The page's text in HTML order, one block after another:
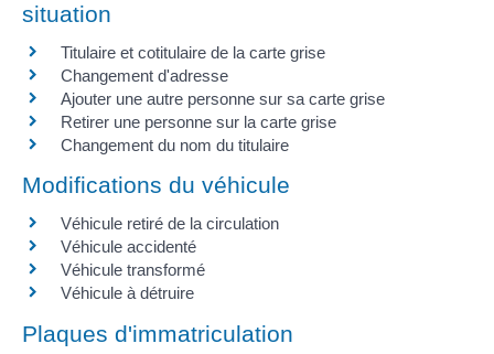
situation
Titulaire et cotitulaire de la carte grise
Changement d'adresse
Ajouter une autre personne sur sa carte grise
Retirer une personne sur la carte grise
Changement du nom du titulaire
Modifications du véhicule
Véhicule retiré de la circulation
Véhicule accidenté
Véhicule transformé
Véhicule à détruire
Plaques d'immatriculation